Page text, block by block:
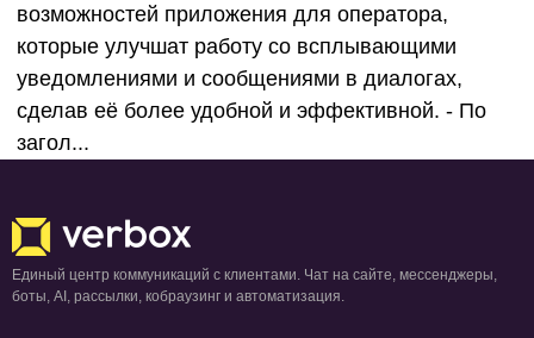
возможностей приложения для оператора,
которые улучшат работу со всплывающими
уведомлениями и сообщениями в диалогах,
сделав её более удобной и эффективной. - По
загол...
Единый центр коммуникаций с клиентами. Чат на сайте, мессенджеры,
боты, AI, рассылки, кобраузинг и автоматизация.